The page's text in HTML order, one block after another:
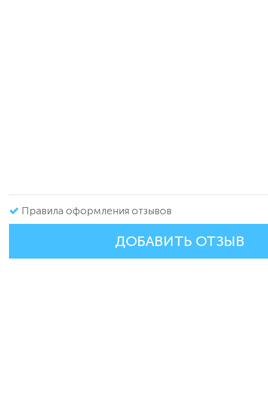
Правила оформления отзывов
ДОБАВИТЬ ОТЗЫВ